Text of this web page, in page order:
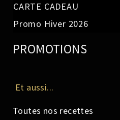
CARTE CADEAU
Promo Hiver 2026
PROMOTIONS
Et aussi...
Toutes nos recettes